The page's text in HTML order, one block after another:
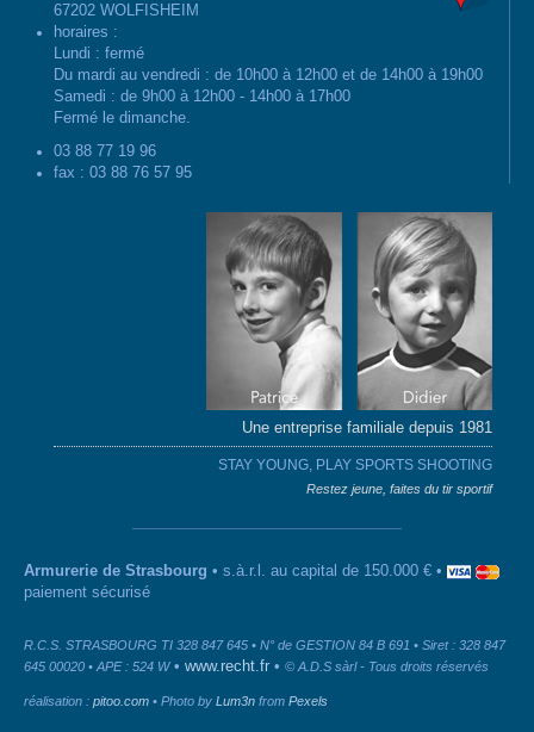
67202 WOLFISHEIM
horaires :
Lundi : fermé
Du mardi au vendredi : de 10h00 à 12h00 et de 14h00 à 19h00
Samedi : de 9h00 à 12h00 - 14h00 à 17h00
Fermé le dimanche.
03 88 77 19 96
fax : 03 88 76 57 95
Une entreprise familiale depuis 1981
STAY YOUNG, PLAY SPORTS SHOOTING
Restez jeune, faites du tir sportif
Armurerie de Strasbourg • s.à.r.l. au capital de 150.000 € •
paiement sécurisé
R.C.S. STRASBOURG TI 328 847 645 • N° de GESTION 84 B 691 • Siret : 328 847
645 00020 • APE : 524 W• www.recht.fr • © A.D.S sàrl - Tous droits réservés
réalisation : pitoo.com • Photo by Lum3n from Pexels